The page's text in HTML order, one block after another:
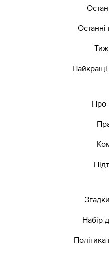
Найкращі
Про
Набір
Політика